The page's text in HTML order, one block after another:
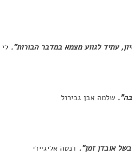
עתיד לגווע מצמא במדבר הבורות".
שלמה אבן גבירול
אובדן זמן". דנטה אליגיירי